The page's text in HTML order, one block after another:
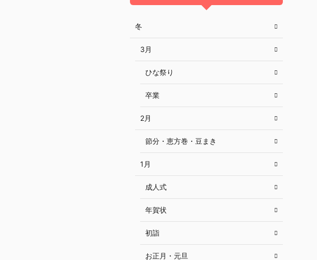
冬
3月
ひな祭り
卒業
2月
節分・恵方巻・豆まき
1月
成人式
年賀状
初詣
お正月・元旦